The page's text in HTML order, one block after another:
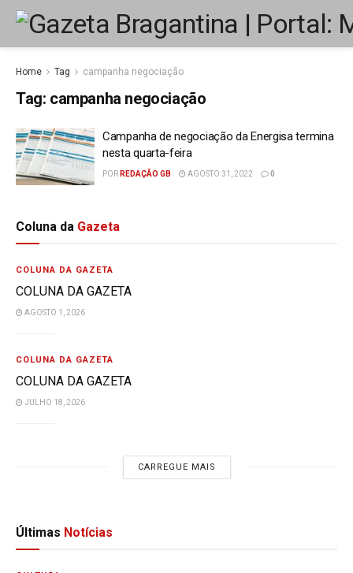
Home Tag campanha negociação
Tag: campanha negociação
Campanha de negociação da Energisa termina
nesta quarta-feira
POR REDAÇÃO GB AGOSTO 31, 2022 0
Coluna da Gazeta
COLUNA DA GAZETA
COLUNA DA GAZETA
AGOSTO 1, 2026
COLUNA DA GAZETA
COLUNA DA GAZETA
JULHO 18, 2026
CARREGUE MAIS
Últimas Notícias